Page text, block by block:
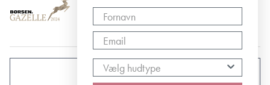
DANMARK